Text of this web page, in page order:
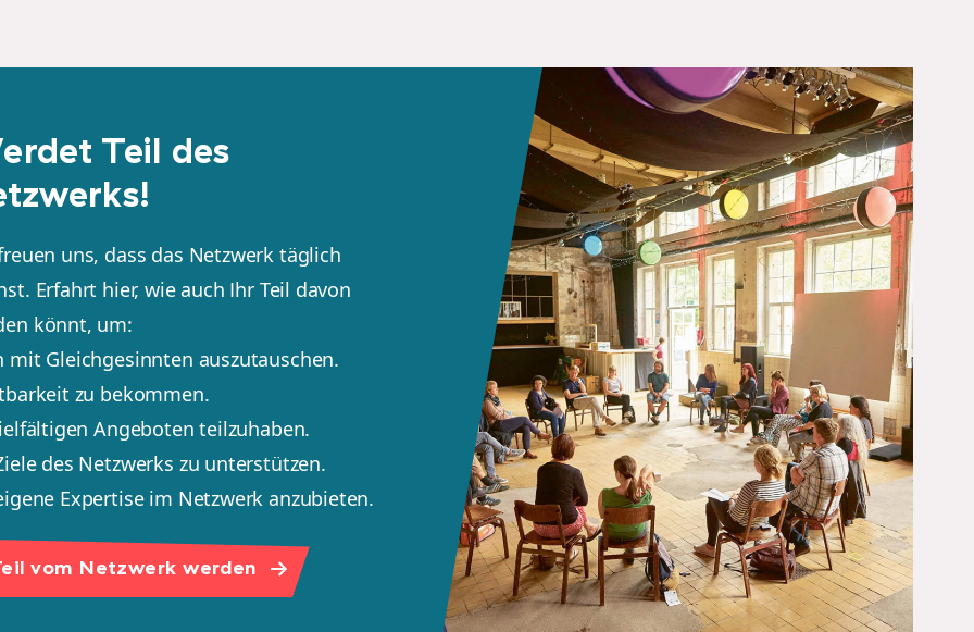
Teil des
uns, dass das Netzwerk täglich
Erfahrt hier, wie auch Ihr Teil davon
könnt, um:
mit Gleichgesinnten auszutauschen.
zu bekommen.
Angeboten teilzuhaben.
des Netzwerks zu unterstützen.
Expertise im Netzwerk anzubieten.
vom Netzwerk werden